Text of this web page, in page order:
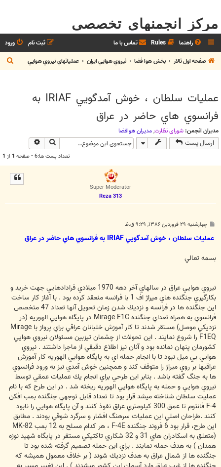
مرکز انجمنهای تخصصی
راهنما Rules تماس با ما ورود
ثبت نام
صفحه اول تالار
بخش هوا فضا نيروي هوايي ايران عملیاتهاي نيروي هوايي
س
عمليات سلطان ، خوش آمدگويي IRIAF به
فرانسوي هاي حاضر در عراق
مدیران انجمن: شوراي نظارت,مديران هوافضا
ارسال پست جستجو
تعداد پست ها:6 • صفحه 1 از 1
Super Moderator
Reza 313
س
ت
چهارشنبه ۲۹ فروردین ۱۳۸۶, ۹:۲۹ ق.ظ
عملياتسلطان ، خوشآمدگويي IRIAF بهفرانسويهايحاضردرعراق
بسمه تعالي
نيروي هوايي عراق در سالهاي آخر دهه 1970 ميلادي قرادادهايي جهت خريد و
بكارگيري جنگنده هاي ميراژ اف 1 با فرانسه منعقد كرده بود . با آغاز كار ساخت
اين جنگنده ها در فرانسه و نزديك شدن زمان تحويل آنها تعداد 47 متخصص
فرانسوي به همراه تعداي جنگنده Mirage F1C در پايگاه هوايي الهوريه (در
نزديكي موصل) مستقر شدند تا كار آموزش خلبانان عراقي براي پرواز با Mirage
F1EQ را شروع نمايند . اين تحولات از چشمان تيزبين مسئولان نيروي هوايي
كشورمان پنهان نمانده بود و آنان نيز اطلاع دقيقي از ماجرا داشتند . نيروي
هوايي بي ميل نبود تا با انجام حمله اي به پايگاه هوايي الهوريه كار آموزش
عراقيها بر روي ميراژ را متوقف كند و همچنين خوش آمدي نيز به ورود فرانسوي
ها به جنگ گفته باشد . بنابر اين طرحي براي انجام يك عمليات عمقي توسط
نيروي هوايي و حمله به پايگاه هوايي الهوريه ريخته شد . در اين طرح كه با نام
عمليت سلطان شناخته ميشد قرار بود تا تعداد قابل توجهي جنگنده بمب افكن
F-4 فانتوم تا عمق 300 كيلومتري عراق نفوذ كنند و آن پايگاه هوايي را نابود
كنند .طراحان اصلي اين عمليات سرهنگ افشار و سرگرد شوقي بودند . مطابق
اين طرح، قرار بود 6 فروند جنگنده F-4E ، هر كدام مسلح به 12 بمب MK-82
(متعلق به اسكادران هاي 31 و 32 شكاري تاكتيكي مستقر در پايگاه شهيد نوژه
همدان ) به هدف حمله نمايند . براي اين حمله تصميم گرفته شده بود تا
جنگنده ها از شمال عراق به هدف نزديك شوند ( بر خلاف معمول هميشه كه